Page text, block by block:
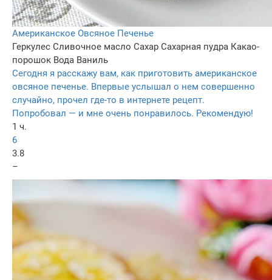
Американское Овсяное Печенье
Геркулес Сливочное масло Сахар Сахарная пудра Какао-
порошок Вода Ваниль
Сегодня я расскажу вам, как приготовить американское
овсяное печенье. Впервые услышал о нем совершенно
случайно, прочел где-то в интернете рецепт.
Попробовал — и мне очень понравилось. Рекомендую!
1 ч.
6
3.8
–